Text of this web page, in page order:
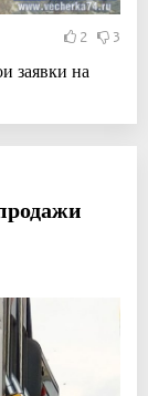
2 3
заявки на